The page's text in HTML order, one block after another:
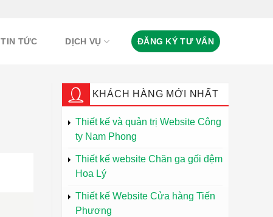
TIN TỨC DỊCH VỤ ĐĂNG KÝ TƯ VẤN
KHÁCH HÀNG MỚI NHẤT
Thiết kế và quản trị Website Công
ty Nam Phong
Thiết kế website Chăn ga gối đệm
Hoa Lý
Thiết kế Website Cửa hàng Tiến
Phương